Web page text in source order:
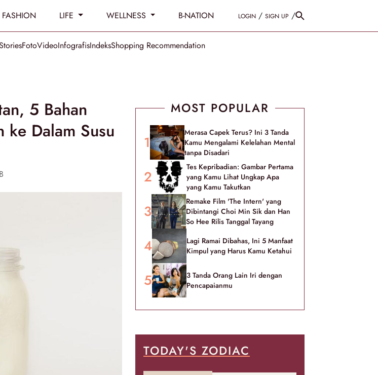
FASHION LIFE WELLNESS B-NATION LOGIN / SIGN UP /
FotoVideoInfografisIndeksShopping Recommendation
5 Bahan
ke Dalam Susu
MOST POPULAR
Merasa Capek Terus? Ini 3 Tanda
Kamu Mengalami Kelelahan Mental
tanpa Disadari
Tes Kepribadian: Gambar Pertama
yang Kamu Lihat Ungkap Apa
yang Kamu Takutkan
Remake Film 'The Intern' yang
Dibintangi Choi Min Sik dan Han
So Hee Rilis Tanggal Tayang
Lagi Ramai Dibahas, Ini 5 Manfaat
Kimpul yang Harus Kamu Ketahui
3 Tanda Orang Lain Iri dengan
Pencapaianmu
TODAY'S ZODIAC